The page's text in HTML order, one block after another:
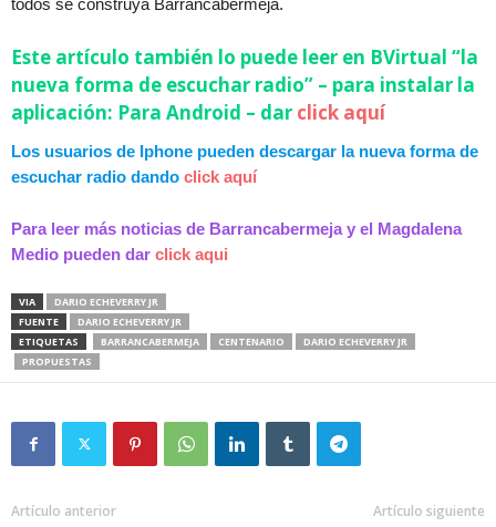
Este artículo también lo puede leer en BVirtual “la
nueva forma de escuchar radio” – para instalar la
aplicación: Para Android – dar click aquí
Los usuarios de Iphone pueden descargar la nueva forma de
escuchar radio dando click aquí
Para leer más noticias de Barrancabermeja y el Magdalena
Medio pueden dar click aqui
VIA
DARIO ECHEVERRY JR
FUENTE
DARIO ECHEVERRY JR
ETIQUETAS
BARRANCABERMEJA CENTENARIO
DARIO ECHEVERRY JR
PROPUESTAS
Artículo anterior Artículo siguiente